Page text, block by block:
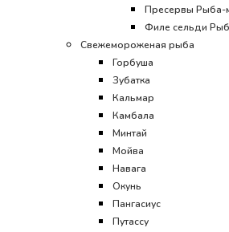
Пресервы Рыба-
Филе сельди
Свежемороженая рыба
Горбуша
Зубатка
Кальмар
Камбала
Минтай
Мойва
Навага
Окунь
Пангасиус
Путассу